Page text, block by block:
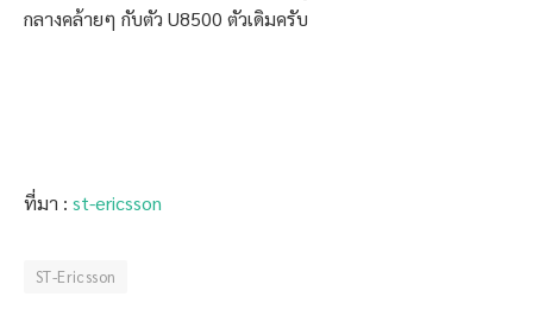
กลางคล้ายๆ กับตัว U8500 ตัวเดิมครับ
ที่มา : st-ericsson
ST-Ericsson